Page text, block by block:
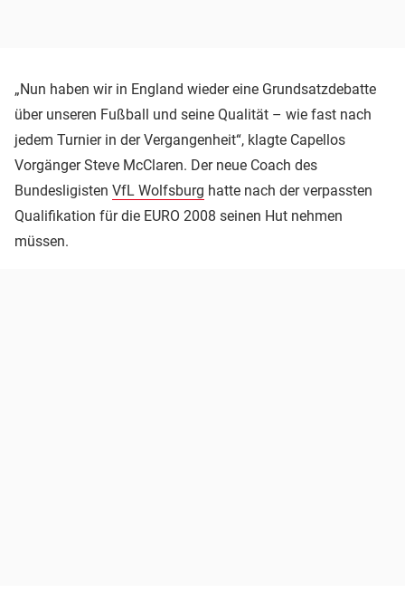
„Nun haben wir in England wieder eine Grundsatzdebatte
über unseren Fußball und seine Qualität – wie fast nach
jedem Turnier in der Vergangenheit“, klagte Capellos
Vorgänger Steve McClaren. Der neue Coach des
Bundesligisten VfL Wolfsburg hatte nach der verpassten
Qualifikation für die EURO 2008 seinen Hut nehmen
müssen.